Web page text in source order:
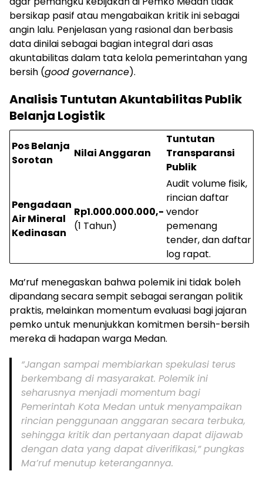
bersikap pasif atau mengabaikan kritik ini sebagai
angin lalu. Penjelasan yang rasional dan berbasis
data dinilai sebagai bagian integral dari asas
akuntabilitas dalam tata kelola pemerintahan yang
bersih (good governance).
Analisis Tuntutan Akuntabilitas Publik
Belanja Logistik
Pos Belanja
Sorotan
Nilai Anggaran
Tuntutan
Transparansi
Publik
Pengadaan
Air Mineral
Kedinasan
Rp1.000.000.000,-
(1 Tahun)
Audit volume fisik,
rincian daftar
vendor
pemenang
tender, dan daftar
log rapat.
Ma’ruf menegaskan bahwa polemik ini tidak boleh
dipandang secara sempit sebagai serangan politik
praktis, melainkan momentum evaluasi bagi jajaran
pemko untuk menunjukkan komitmen bersih-bersih
mereka di hadapan warga Medan.
“Jangan sampai membiarkan spekulasi terus
berkembang di masyarakat. Polemik ini
seharusnya menjadi momentum bagi
Pemerintah Kota Medan untuk menyampaikan
rincian penggunaan anggaran secara terbuka,
sehingga kritik dan pertanyaan dapat dijawab
dengan data yang dapat diverifikasi,” pungkas
Ma’ruf menutup keterangannya.